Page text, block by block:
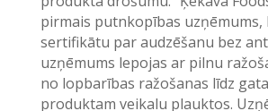
pirmais putnkopības uzņēmums,
sertifikātu par audzēšanu bez
uzņēmums lepojas ar pilnu
no lopbarības ražošanas līdz
produktam veikalu plauktos.